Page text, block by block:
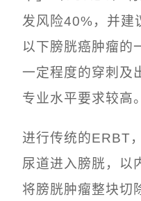
发风险40%，并建
以下膀胱癌肿瘤的
一定程度的穿刺及
专业水平要求较高。
进行传统的ERBT
尿道进入膀胱，以
将膀胱肿瘤整块切